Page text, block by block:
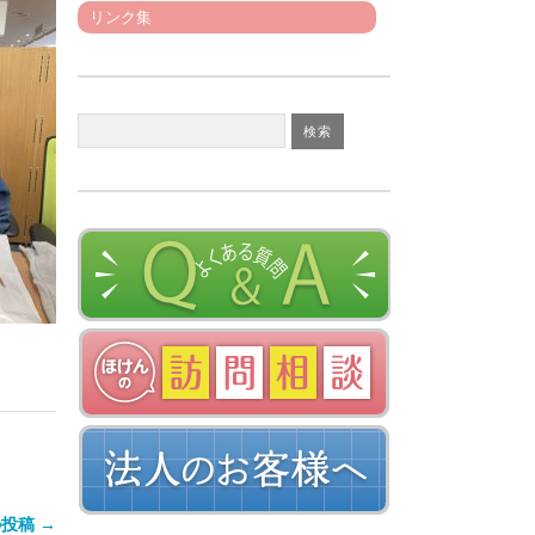
稿 →
リンク集